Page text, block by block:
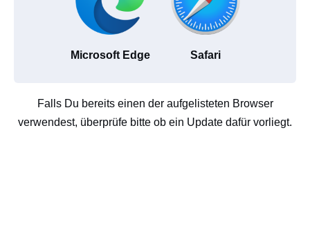
Microsoft Edge Safari
Falls Du bereits einen der aufgelisteten Browser
verwendest, überprüfe bitte ob ein Update dafür vorliegt.